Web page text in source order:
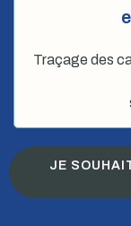
Traçage des
JE